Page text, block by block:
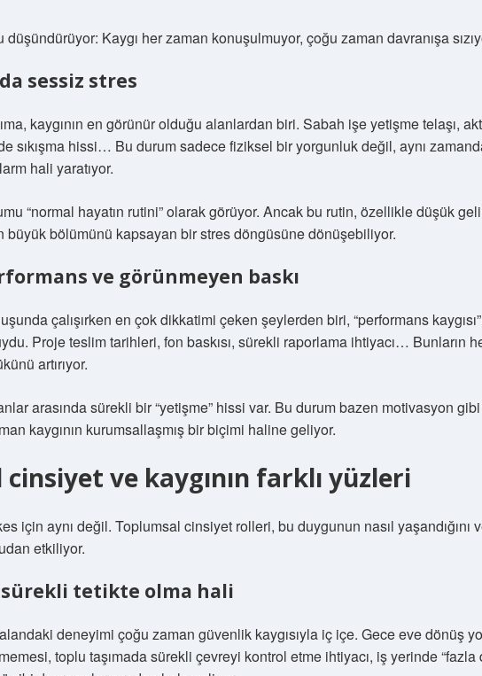
Kaygı her zaman konuşulmuyor, çoğu zaman davranışa
sessiz stres
kaygının en görünür olduğu alanlardan biri. Sabah işe yetişme telaşı,
sıkışma hissi… Bu durum sadece fiziksel bir yorgunluk değil, aynı
hali yaratıyor.
“normal hayatın rutini” olarak görüyor. Ancak bu rutin, özellikle düşük
büyük bölümünü kapsayan bir stres döngüsüne dönüşebiliyor.
ve görünmeyen baskı
çalışırken en çok dikkatimi çeken şeylerden biri, “performans
Proje teslim tarihleri, fon baskısı, sürekli raporlama ihtiyacı… Bunların
artırıyor.
arasında sürekli bir “yetişme” hissi var. Bu durum bazen motivasyon gibi
kaygının kurumsallaşmış bir biçimi haline geliyor.
ve kaygının farklı yüzleri
için aynı değil. Toplumsal cinsiyet rolleri, bu duygunun nasıl yaşandığını
etkiliyor.
sürekli tetikte olma hali
deneyimi çoğu zaman güvenlik kaygısıyla iç içe. Gece eve dönüş
toplu taşımada sürekli çevreyi kontrol etme ihtiyacı, iş yerinde “fazla